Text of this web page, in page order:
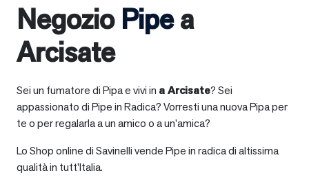
Negozio Pipea
Arcisate
Sei un fumatore di Pipa e vivi in aArcisate? Sei
appassionato di Pipe in Radica? Vorresti una nuova Pipa per
te o per regalarla a un amico o a un’amica?
Lo Shop online di Savinelli vende Pipe in radica di altissima
qualità in tutt’Italia.